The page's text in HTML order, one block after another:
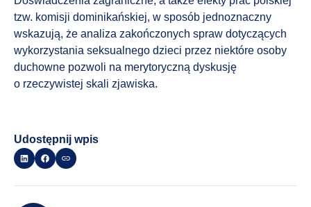
tzw. komisji dominikańskiej, w sposób jednoznaczny
wskazują, że analiza zakończonych spraw dotyczących
wykorzystania seksualnego dzieci przez niektóre osoby
duchowne pozwoli na merytoryczną dyskusję
o rzeczywistej skali zjawiska.
Udostępnij wpis